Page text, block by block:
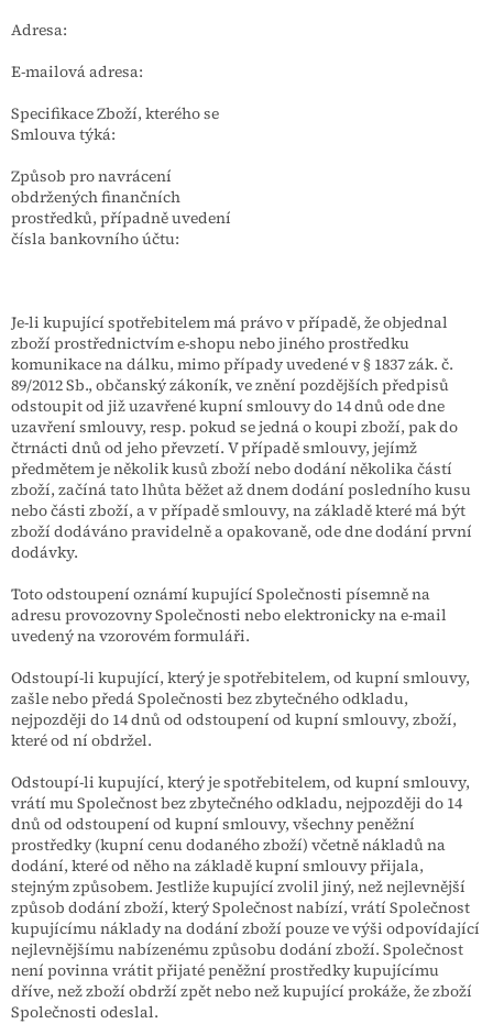
Adresa:
E-mailová adresa:
Specifikace Zboží, kterého se
Smlouva týká:
Způsob pro navrácení
obdržených finančních
prostředků, případně uvedení
čísla bankovního účtu:
Je-li kupující spotřebitelem má právo v případě, že objednal
zboží prostřednictvím e-shopu nebo jiného prostředku
komunikace na dálku, mimo případy uvedené v § 1837 zák. č.
89/2012 Sb., občanský zákoník, ve znění pozdějších předpisů
odstoupit od již uzavřené kupní smlouvy do 14 dnů ode dne
uzavření smlouvy, resp. pokud se jedná o koupi zboží, pak do
čtrnácti dnů od jeho převzetí. V případě smlouvy, jejímž
předmětem je několik kusů zboží nebo dodání několika částí
zboží, začíná tato lhůta běžet až dnem dodání posledního kusu
nebo části zboží, a v případě smlouvy, na základě které má být
zboží dodáváno pravidelně a opakovaně, ode dne dodání první
dodávky.
Toto odstoupení oznámí kupující Společnosti písemně na
adresu provozovny Společnosti nebo elektronicky na e-mail
uvedený na vzorovém formuláři.
Odstoupí-li kupující, který je spotřebitelem, od kupní smlouvy,
zašle nebo předá Společnosti bez zbytečného odkladu,
nejpozději do 14 dnů od odstoupení od kupní smlouvy, zboží,
které od ní obdržel.
Odstoupí-li kupující, který je spotřebitelem, od kupní smlouvy,
vrátí mu Společnost bez zbytečného odkladu, nejpozději do 14
dnů od odstoupení od kupní smlouvy, všechny peněžní
prostředky (kupní cenu dodaného zboží) včetně nákladů na
dodání, které od něho na základě kupní smlouvy přijala,
stejným způsobem. Jestliže kupující zvolil jiný, než nejlevnější
způsob dodání zboží, který Společnost nabízí, vrátí Společnost
kupujícímu náklady na dodání zboží pouze ve výši odpovídající
nejlevnějšímu nabízenému způsobu dodání zboží. Společnost
není povinna vrátit přijaté peněžní prostředky kupujícímu
dříve, než zboží obdrží zpět nebo než kupující prokáže, že zboží
Společnosti odeslal.